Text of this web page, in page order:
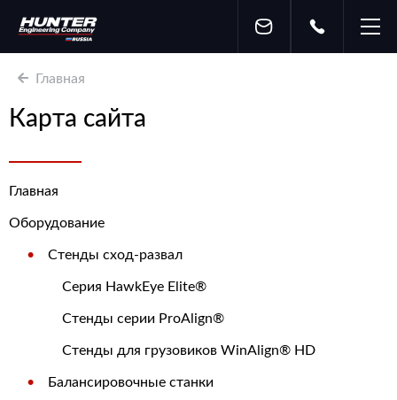
Главная
Карта сайта
Главная
Оборудование
Стенды сход-развал
Серия HawkEye Elite®
Стенды серии ProAlign®
Стенды для грузовиков WinAlign® HD
Балансировочные станки